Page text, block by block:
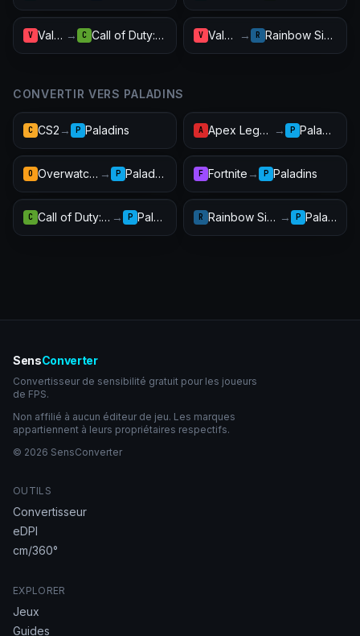
V Valorant → C Call of Duty: Warzone V Valorant → R Rainbow Six Siege
CONVERTIR VERS PALADINS
C CS2 → P Paladins A Apex Legends → P Paladins
O Overwatch 2 → P Paladins F Fortnite → P Paladins
C Call of Duty: Warzone → P Paladins R Rainbow Six Siege → P Paladins
SensConverter
Convertisseur de sensibilité gratuit pour les joueurs
de FPS.
Non affilié à aucun éditeur de jeu. Les marques
appartiennent à leurs propriétaires respectifs.
© 2026 SensConverter
OUTILS
Convertisseur
eDPI
cm/360°
EXPLORER
Jeux
Guides